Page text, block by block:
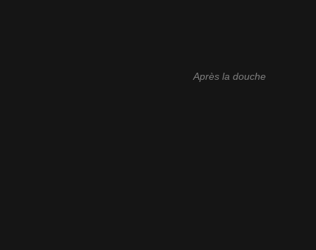
Après la douche